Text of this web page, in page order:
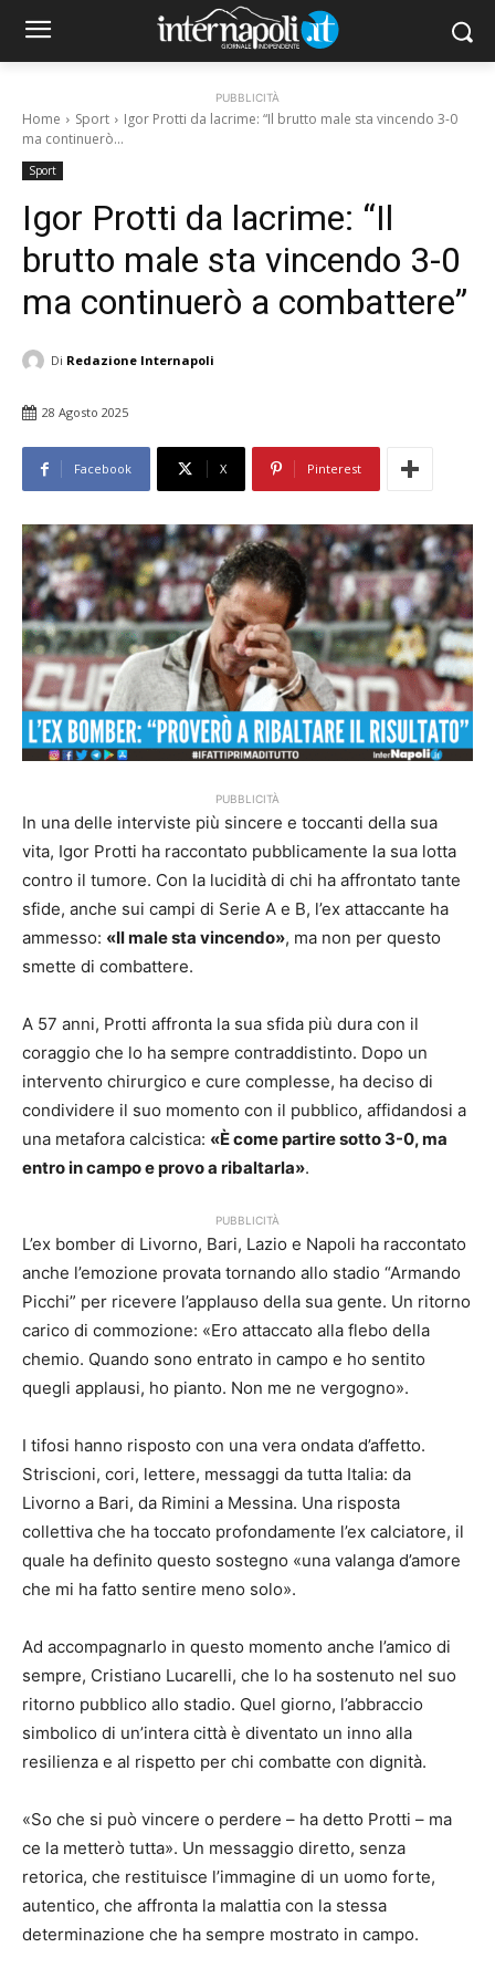
PUBBLICITÀ
Home Sport
Igor Protti da lacrime: “Il brutto male sta vincendo 3-0
ma continuerò...
Sport
Igor Protti da lacrime: “Il
brutto male sta vincendo 3-0
ma continuerò a combattere”
Di Redazione Internapoli
28 Agosto 2025
Facebook X Pinterest
PUBBLICITÀ
In una delle interviste più sincere e toccanti della sua
vita, Igor Protti ha raccontato pubblicamente la sua lotta
contro il tumore. Con la lucidità di chi ha affrontato tante
sfide, anche sui campi di Serie A e B, l’ex attaccante ha
ammesso: «Il male sta vincendo», ma non per questo
smette di combattere.
A 57 anni, Protti affronta la sua sfida più dura con il
coraggio che lo ha sempre contraddistinto. Dopo un
intervento chirurgico e cure complesse, ha deciso di
condividere il suo momento con il pubblico, affidandosi a
una metafora calcistica: «È come partire sotto 3-0, ma
entro in campo e provo a ribaltarla».
PUBBLICITÀ
L’ex bomber di Livorno, Bari, Lazio e Napoli ha raccontato
anche l’emozione provata tornando allo stadio “Armando
Picchi” per ricevere l’applauso della sua gente. Un ritorno
carico di commozione: «Ero attaccato alla flebo della
chemio. Quando sono entrato in campo e ho sentito
quegli applausi, ho pianto. Non me ne vergogno».
I tifosi hanno risposto con una vera ondata d’affetto.
Striscioni, cori, lettere, messaggi da tutta Italia: da
Livorno a Bari, da Rimini a Messina. Una risposta
collettiva che ha toccato profondamente l’ex calciatore, il
quale ha definito questo sostegno «una valanga d’amore
che mi ha fatto sentire meno solo».
Ad accompagnarlo in questo momento anche l’amico di
sempre, Cristiano Lucarelli, che lo ha sostenuto nel suo
ritorno pubblico allo stadio. Quel giorno, l’abbraccio
simbolico di un’intera città è diventato un inno alla
resilienza e al rispetto per chi combatte con dignità.
«So che si può vincere o perdere – ha detto Protti – ma
ce la metterò tutta». Un messaggio diretto, senza
retorica, che restituisce l’immagine di un uomo forte,
autentico, che affronta la malattia con la stessa
determinazione che ha sempre mostrato in campo.